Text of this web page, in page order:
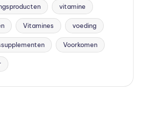
vitamine
Vitamines voeding
Voorkomen